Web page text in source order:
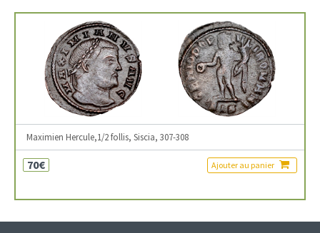
Maximien Hercule,1/2 follis, Siscia, 307-308
70€ Ajouter au panier